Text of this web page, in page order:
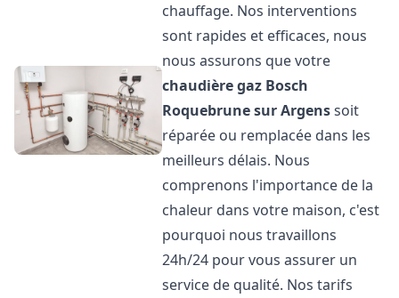
chauffage. Nos interventions
sont rapides et efficaces, nous
nous assurons que votre
chaudière gaz Bosch
Roquebrune sur Argenssoit
réparée ou remplacée dans les
meilleurs délais. Nous
comprenons l'importance de la
chaleur dans votre maison, c'est
pourquoi nous travaillons
24h/24 pour vous assurer un
service de qualité. Nos tarifs